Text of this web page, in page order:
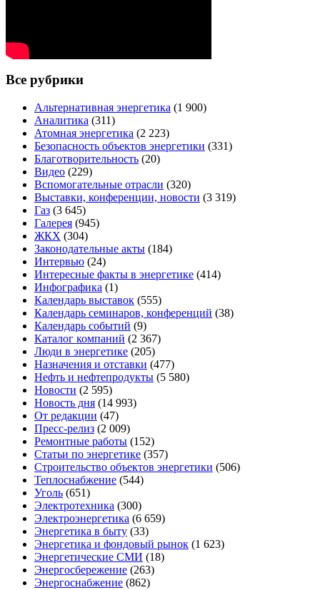
Все рубрики
Альтернативная энергетика (1 900)
Аналитика (311)
Атомная энергетика (2 223)
Безопасность объектов энергетики (331)
Благотворительность (20)
Видео (229)
Вспомогательные отрасли (320)
Выставки, конференции, новости (3 319)
Газ (3 645)
Галерея (945)
ЖКХ (304)
Законодательные акты (184)
Интервью (24)
Интересные факты в энергетике (414)
Инфографика (1)
Календарь выставок (555)
Календарь семинаров, конференций (38)
Календарь событий (9)
Каталог компаний (2 367)
Люди в энергетике (205)
Назначения и отставки (477)
Нефть и нефтепродукты (5 580)
Новости (2 595)
Новость дня (14 993)
От редакции (47)
Пресс-релиз (2 009)
Ремонтные работы (152)
Статьи по энергетике (357)
Строительство объектов энергетики (506)
Теплоснабжение (544)
Уголь (651)
Электротехника (300)
Электроэнергетика (6 659)
Энергетика в быту (33)
Энергетика и фондовый рынок (1 623)
Энергетические СМИ (18)
Энергосбережение (263)
Энергоснабжение (862)